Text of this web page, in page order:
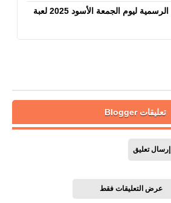
عروض PlayStation الرسمية ليوم الجمعة الأسود 2025 لعبة
تعليقات Blogger
إرسال تعليق
عرض التعليقات فقط